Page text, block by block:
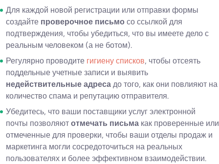
Для каждой новой регистрации или отправки формы
создайте проверочное письмо со ссылкой для
подтверждения, чтобы убедиться, что вы имеете дело с
реальным человеком (а не ботом).
Регулярно проводите гигиену списков, чтобы отсеять
поддельные учетные записи и выявить
недействительные адреса до того, как они повлияют на
количество спама и репутацию отправителя.
Убедитесь, что ваши поставщики услуг электронной
почты позволяют отмечать письма как проверенные или
отмеченные для проверки, чтобы ваши отделы продаж и
маркетинга могли сосредоточиться на реальных
пользователях и более эффективном взаимодействии.